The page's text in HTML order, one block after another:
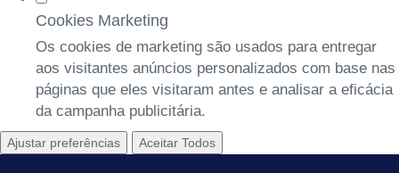
Cookies Marketing
Os cookies de marketing são usados para entregar
aos visitantes anúncios personalizados com base nas
páginas que eles visitaram antes e analisar a eficácia
da campanha publicitária.
Ajustar preferências Aceitar Todos